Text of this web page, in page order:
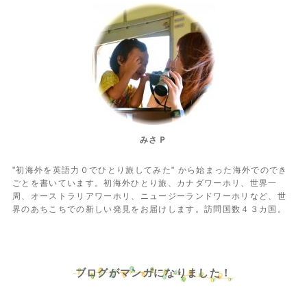
みさＰ
"初海外を英語力０でひとり旅してみた" から始まった海外でのでき
ごとを書いています。初海外ひとり旅、カナダワーホリ、世界一
周、オーストラリアワーホリ、ニュージーランドワーホリなど、世
界のあちこちでの新しい発見をお届けします。訪問国数４３カ国。
ブログがマンガになりました！